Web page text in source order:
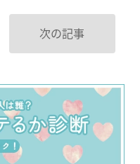
次の記事